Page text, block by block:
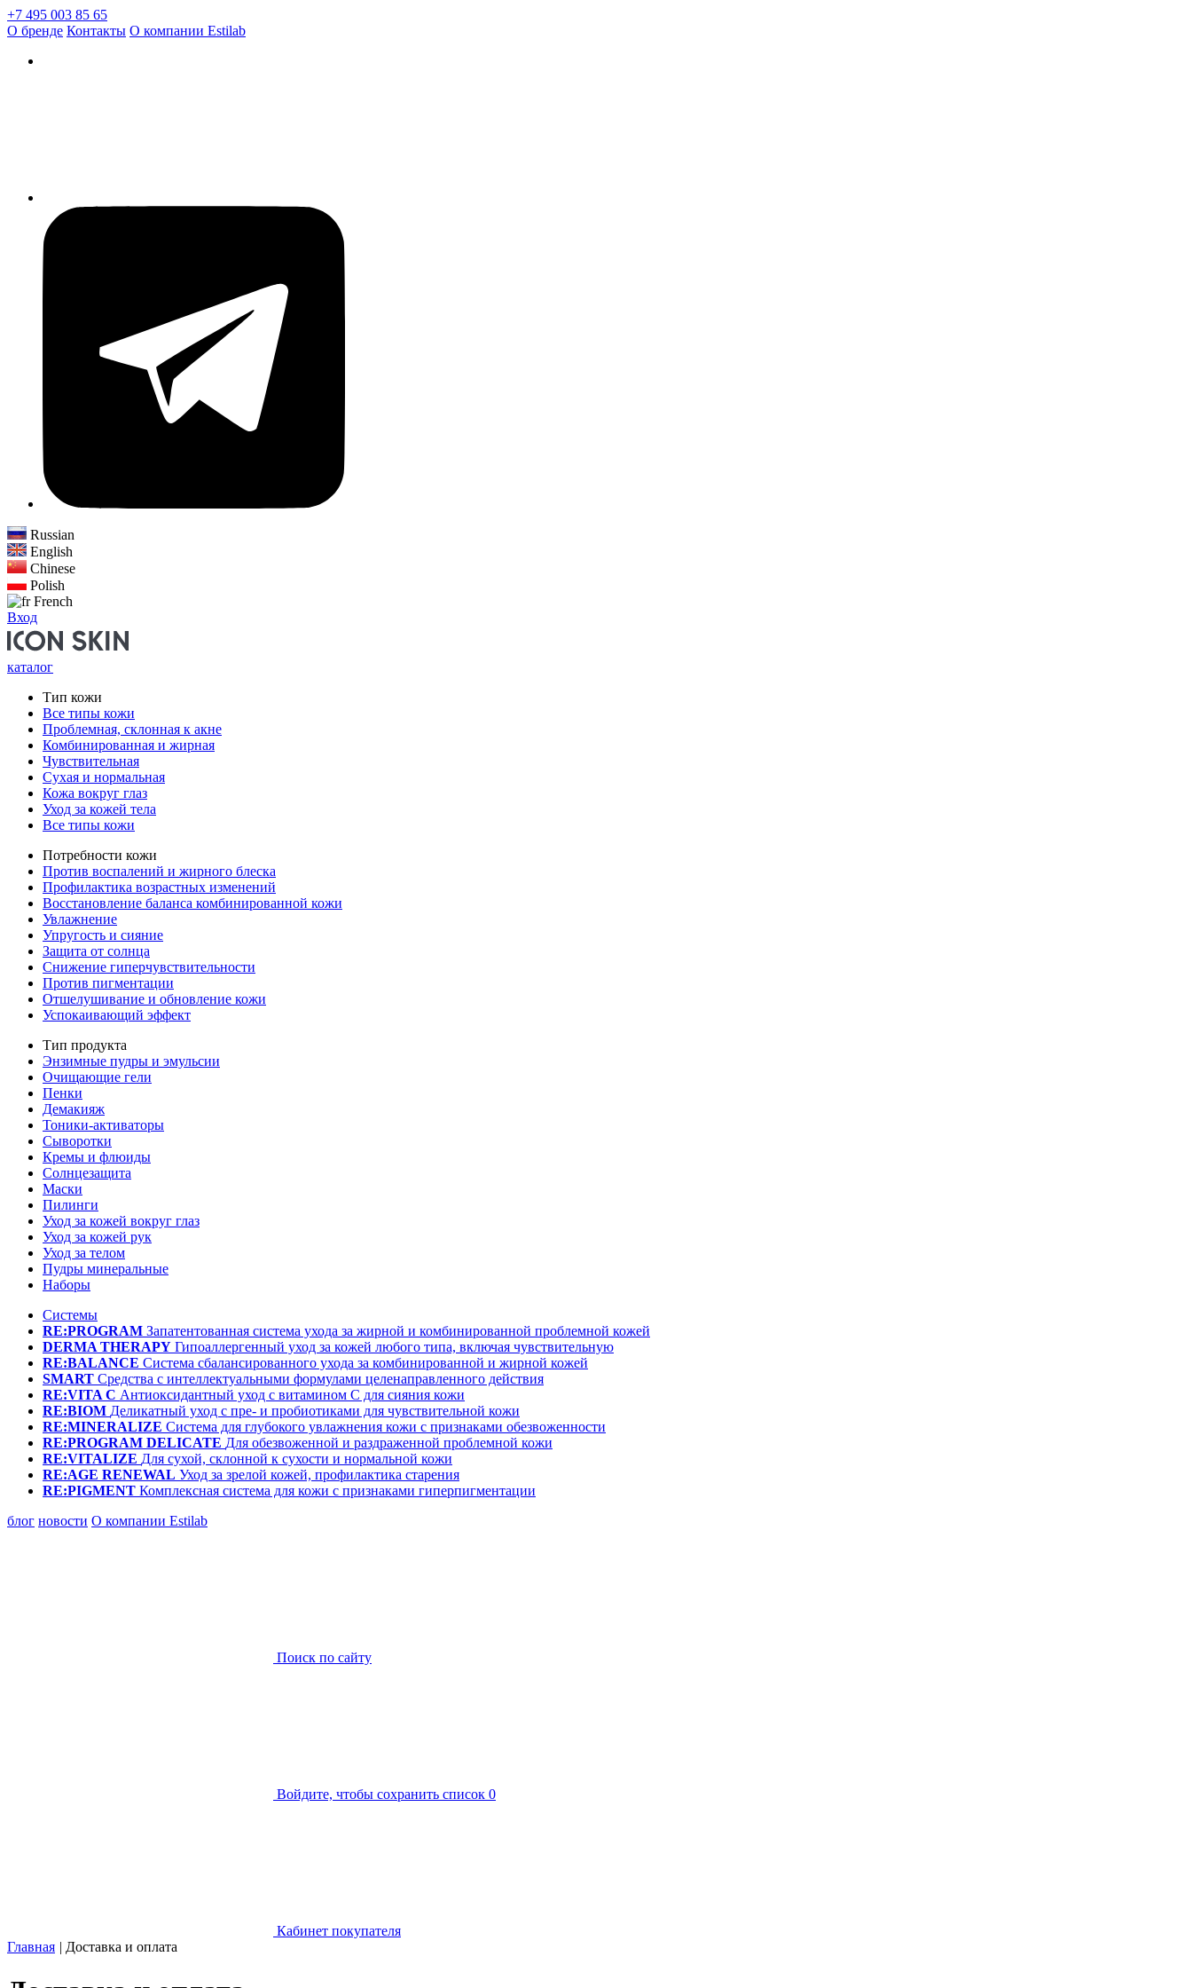
+7 495 003 85 65
О бренде Контакты О компании Estilab
Russian
English
Chinese
Polish
French
Вход
каталог
Тип кожи
Все типы кожи
Проблемная, склонная к акне
Комбинированная и жирная
Чувствительная
Сухая и нормальная
Кожа вокруг глаз
Уход за кожей тела
Все типы кожи
Потребности кожи
Против воспалений и жирного блеска
Профилактика возрастных изменений
Восстановление баланса комбинированной кожи
Увлажнение
Упругость и сияние
Защита от солнца
Снижение гиперчувствительности
Против пигментации
Отшелушивание и обновление кожи
Успокаивающий эффект
Тип продукта
Энзимные пудры и эмульсии
Очищающие гели
Пенки
Демакияж
Тоники-активаторы
Сыворотки
Кремы и флюиды
Солнцезащита
Маски
Пилинги
Уход за кожей вокруг глаз
Уход за кожей рук
Уход за телом
Пудры минеральные
Наборы
Системы
RE:PROGRAM Запатентованная система ухода за жирной и комбинированной проблемной кожей
DERMA THERAPY Гипоаллергенный уход за кожей любого типа, включая чувствительную
RE:BALANCE Система сбалансированного ухода за комбинированной и жирной кожей
SMART Средства с интеллектуальными формулами целенаправленного действия
RE:VITA C Антиоксидантный уход с витамином С для сияния кожи
RE:BIOM Деликатный уход с пре- и пробиотиками для чувствительной кожи
RE:MINERALIZE Система для глубокого увлажнения кожи с признаками обезвоженности
RE:PROGRAM DELICATE Для обезвоженной и раздраженной проблемной кожи
RE:VITALIZE Для сухой, склонной к сухости и нормальной кожи
RE:AGE RENEWAL Уход за зрелой кожей, профилактика старения
RE:PIGMENT Комплексная система для кожи с признаками гиперпигментации
блог новости О компании Estilab
Поиск по сайту
Войдите, чтобы сохранить список 0
Кабинет покупателя
Главная | Доставка и оплата